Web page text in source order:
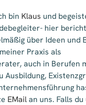
bin Klaus und
hier
über Ideen und
Praxis als
auch in Berufen
Ausbildung,
EMailan uns. Falls